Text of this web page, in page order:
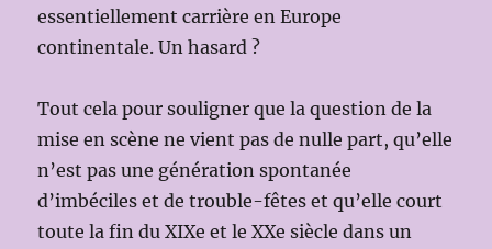
essentiellement carrière en Europe
continentale. Un hasard ?
Tout cela pour souligner que la question de la
mise en scène ne vient pas de nulle part, qu’elle
n’est pas une génération spontanée
d’imbéciles et de trouble-fêtes et qu’elle court
toute la fin du XIXe et le XXe siècle dans un